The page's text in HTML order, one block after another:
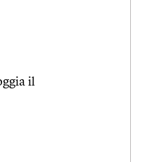
il